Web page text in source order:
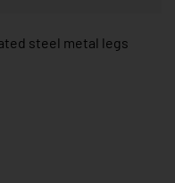
steel metal legs